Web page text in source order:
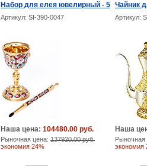
Набор для елея ювелирный - 5 Чайник
Артикул: SI-390-0047 Артикул:
Наша цена: 104480.00 руб.
Рыночная цена: 137920.00 руб.
экономия 24%
Наша
экономия